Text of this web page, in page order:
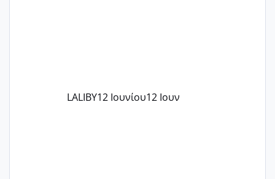
LALIBY12 Ιουνίου12 Ιουν